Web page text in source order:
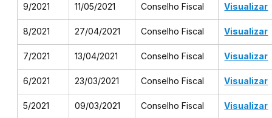
9/2021 11/05/2021 Conselho Fiscal Visualizar
8/2021 27/04/2021 Conselho Fiscal Visualizar
7/2021 13/04/2021 Conselho Fiscal Visualizar
6/2021 23/03/2021 Conselho Fiscal Visualizar
5/2021 09/03/2021 Conselho Fiscal Visualizar